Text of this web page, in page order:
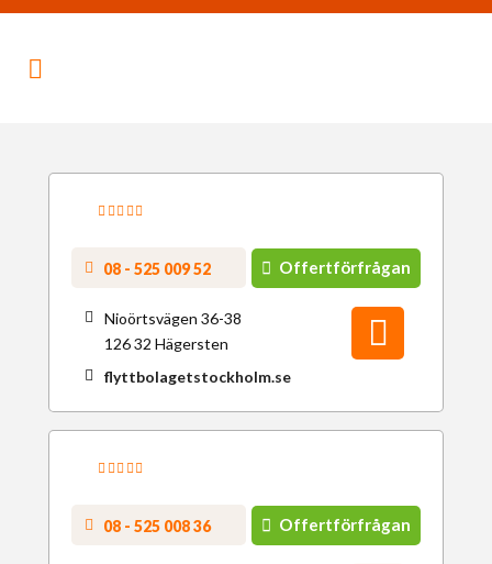
08 - 525 009 52 Offertförfrågan
Nioörtsvägen 36-38
126 32 Hägersten
flyttbolagetstockholm.se
08 - 525 008 36 Offertförfrågan